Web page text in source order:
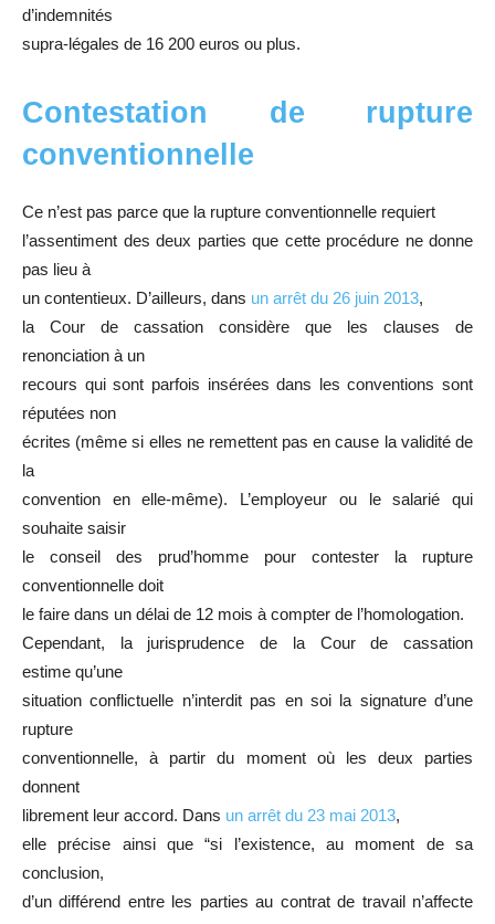
d’indemnités
supra-légales de 16 200 euros ou plus.
Contestation de rupture
conventionnelle
Ce n’est pas parce que la rupture conventionnelle requiert
l’assentiment des deux parties que cette procédure ne donne
pas lieu à
un contentieux. D’ailleurs, dans un arrêt du 26 juin 2013,
la Cour de cassation considère que les clauses de
renonciation à un
recours qui sont parfois insérées dans les conventions sont
réputées non
écrites (même si elles ne remettent pas en cause la validité de
la
convention en elle-même). L’employeur ou le salarié qui
souhaite saisir
le conseil des prud’homme pour contester la rupture
conventionnelle doit
le faire dans un délai de 12 mois à compter de l’homologation.
Cependant, la jurisprudence de la Cour de cassation
estime qu’une
situation conflictuelle n’interdit pas en soi la signature d’une
rupture
conventionnelle, à partir du moment où les deux parties
donnent
librement leur accord. Dans un arrêt du 23 mai 2013,
elle précise ainsi que “si l’existence, au moment de sa
conclusion,
d’un différend entre les parties au contrat de travail n’affecte